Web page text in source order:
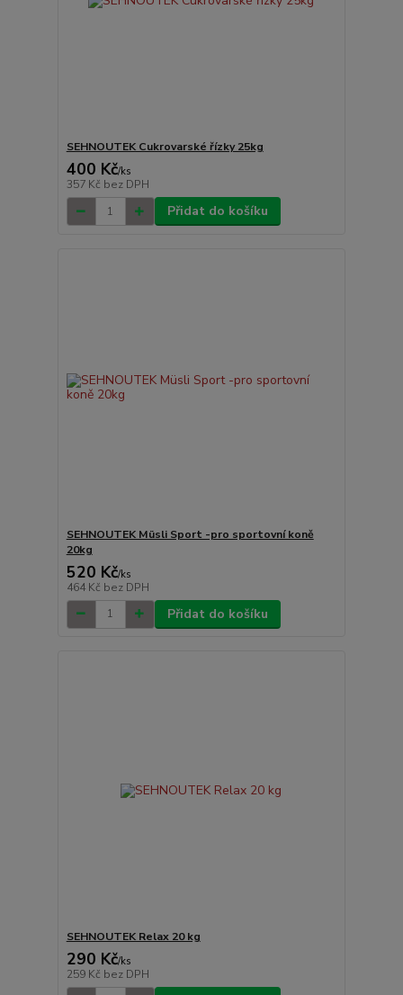
SEHNOUTEK Cukrovarské řízky 25kg
400 Kč/ks
357 Kč bez DPH
Přidat do košíku
SEHNOUTEK Müsli Sport -pro sportovní koně
20kg
520 Kč/ks
464 Kč bez DPH
Přidat do košíku
SEHNOUTEK Relax 20 kg
290 Kč/ks
259 Kč bez DPH